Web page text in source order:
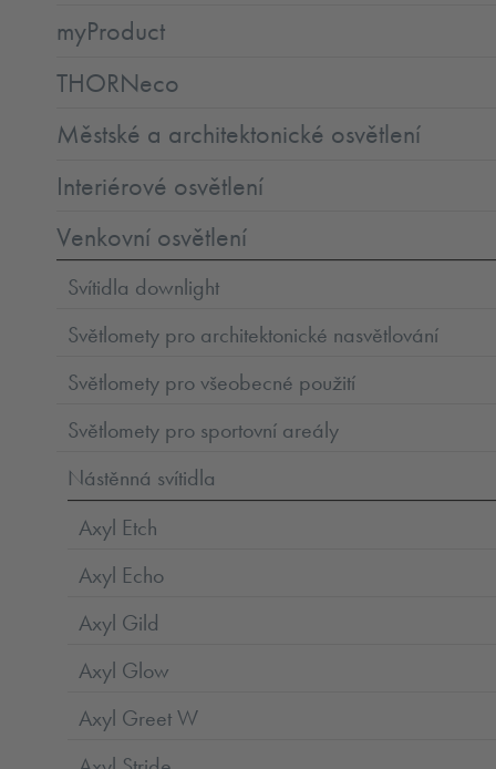
myProduct
THORNeco
Městské a architektonické osvětlení
Interiérové osvětlení
Venkovní osvětlení
Svítidla downlight
Světlomety pro architektonické nasvětlování
Světlomety pro všeobecné použití
Světlomety pro sportovní areály
Nástěnná svítidla
Axyl Etch
Axyl Echo
Axyl Gild
Axyl Glow
Axyl Greet W